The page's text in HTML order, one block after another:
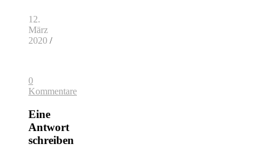
12.
März
2020 /
0
Kommentare
Eine
Antwort
schreiben